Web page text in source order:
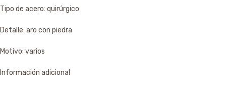
Tipo de acero: quirúrgico
Detalle: aro con piedra
Motivo: varios
Información adicional